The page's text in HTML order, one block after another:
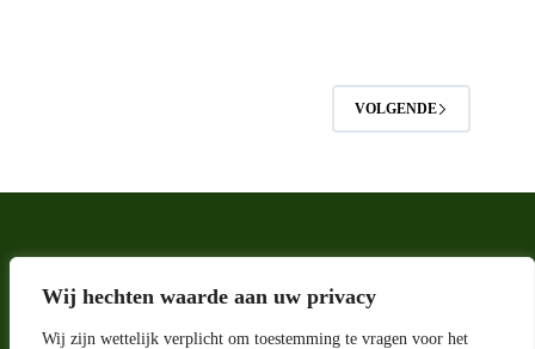
Wij hechten waarde aan uw privacy
Wij zijn wettelijk verplicht om toestemming te vragen voor het
VOLGENDE